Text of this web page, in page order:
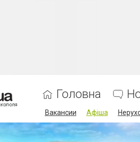
Головна
Вакансии Афіша